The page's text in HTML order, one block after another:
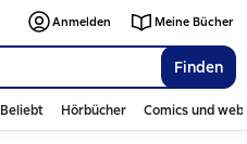
Finden
Anmelden Meine Bücher
Beliebt Hörbücher Comics und